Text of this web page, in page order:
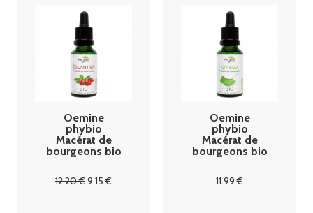
Oemine
phybio
Macérat de
bourgeons bio
12.20€9.15 €
Oemine
phybio
Macérat de
bourgeons bio
11.99 €